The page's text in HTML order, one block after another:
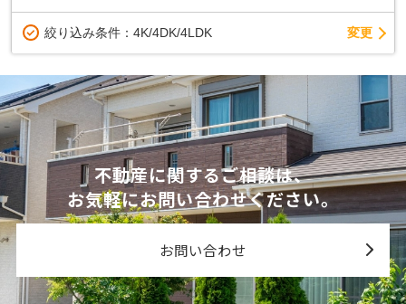
絞り込み条件： 4K/4DK/4LDK 変更
不動産に関するご相談は、
お気軽にお問い合わせください。
お問い合わせ